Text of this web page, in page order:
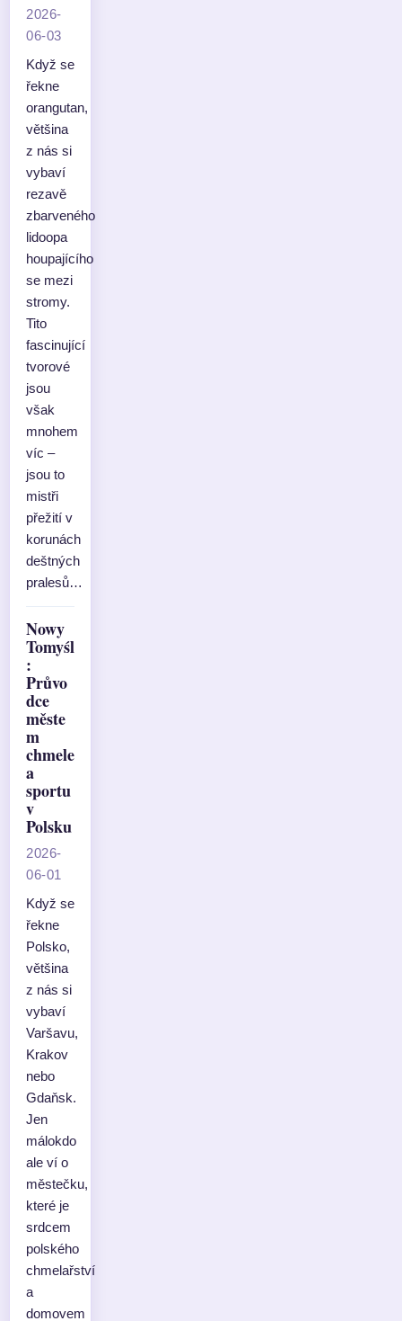
2026-
06-03
Když se
řekne
orangutan,
většina
z nás si
vybaví
rezavě
zbarveného
lidoopa
houpajícího
se mezi
stromy.
Tito
fascinující
tvorové
jsou
však
mnohem
víc –
jsou to
mistři
přežití v
korunách
deštných
pralesů…
Nowy
Tomyśl
:
Průvo
dce
měste
m
chmele
a
sportu
v
Polsku
2026-
06-01
Když se
řekne
Polsko,
většina
z nás si
vybaví
Varšavu,
Krakov
nebo
Gdaňsk.
Jen
málokdo
ale ví o
městečku,
které je
srdcem
polského
chmelařství
a
domovem